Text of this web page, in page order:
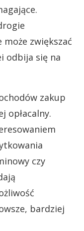
zwiększać
odbija się na
zakup
opłacalny.
czy
bardziej